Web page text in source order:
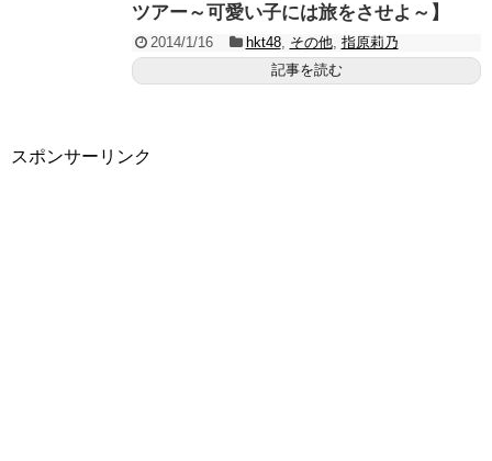
ツアー～可愛い子には旅をさせよ～】
2014/1/16 hkt48, その他, 指原莉乃
記事を読む
スポンサーリンク